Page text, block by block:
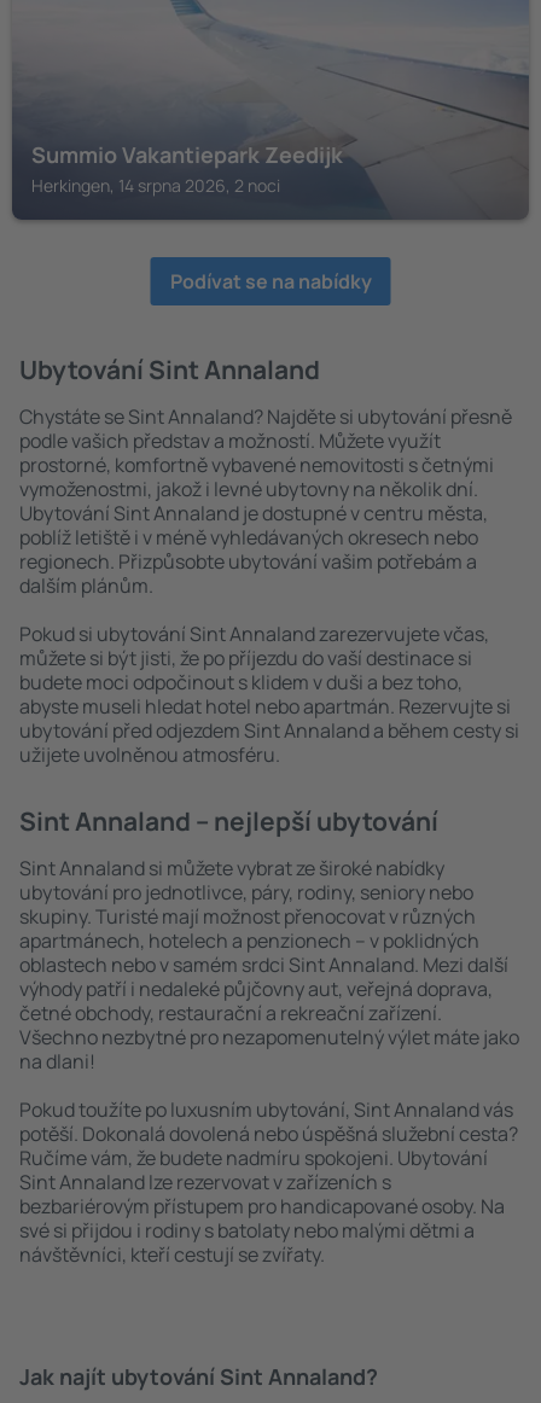
Summio Vakantiepark Zeedijk
Herkingen, 14 srpna 2026, 2 noci
Podívat se na nabídky
Ubytování Sint Annaland
Chystáte se Sint Annaland? Najděte si ubytování přesně
podle vašich představ a možností. Můžete využít
prostorné, komfortně vybavené nemovitosti s četnými
vymoženostmi, jakož i levné ubytovny na několik dní.
Ubytování Sint Annaland je dostupné v centru města,
poblíž letiště i v méně vyhledávaných okresech nebo
regionech. Přizpůsobte ubytování vašim potřebám a
dalším plánům.
Pokud si ubytování Sint Annaland zarezervujete včas,
můžete si být jisti, že po příjezdu do vaší destinace si
budete moci odpočinout s klidem v duši a bez toho,
abyste museli hledat hotel nebo apartmán. Rezervujte si
ubytování před odjezdem Sint Annaland a během cesty si
užijete uvolněnou atmosféru.
Sint Annaland – nejlepší ubytování
Sint Annaland si můžete vybrat ze široké nabídky
ubytování pro jednotlivce, páry, rodiny, seniory nebo
skupiny. Turisté mají možnost přenocovat v různých
apartmánech, hotelech a penzionech – v poklidných
oblastech nebo v samém srdci Sint Annaland. Mezi další
výhody patří i nedaleké půjčovny aut, veřejná doprava,
četné obchody, restaurační a rekreační zařízení.
Všechno nezbytné pro nezapomenutelný výlet máte jako
na dlani!
Pokud toužíte po luxusním ubytování, Sint Annaland vás
potěší. Dokonalá dovolená nebo úspěšná služební cesta?
Ručíme vám, že budete nadmíru spokojeni. Ubytování
Sint Annaland lze rezervovat v zařízeních s
bezbariérovým přístupem pro handicapované osoby. Na
své si přijdou i rodiny s batolaty nebo malými dětmi a
návštěvníci, kteří cestují se zvířaty.
Jak najít ubytování Sint Annaland?